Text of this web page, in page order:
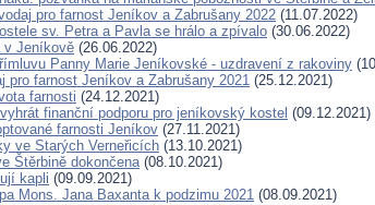
pro farnost Jeníkov a Zabrušany 2022 (11.07.2022)
sv. Petra a Pavla se hrálo a zpívalo (30.06.2022)
v Jeníkově (26.06.2022)
Panny Marie Jeníkovské - uzdravení z rakoviny
pro farnost Jeníkov a Zabrušany 2021 (25.12.2021)
farnosti (24.12.2021)
finanční podporu pro jeníkovský kostel (09.12.2021)
farnosti Jeníkov (27.11.2021)
ve Starých Verneřicích (13.10.2021)
Štěrbině dokončena(08.10.2021)
kapli (09.09.2021)
Mons. Jana Baxanta k podzimu 2021 (08.09.2021)